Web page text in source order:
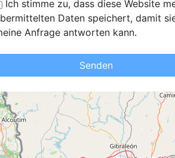
Ich stimme zu, dass diese Website
Daten speichert, damit
Anfrage antworten kann.
Senden